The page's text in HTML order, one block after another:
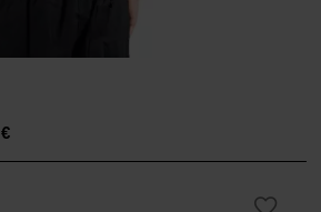
€Current
price